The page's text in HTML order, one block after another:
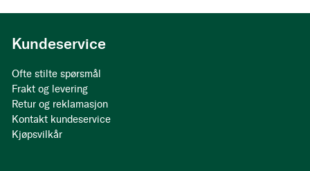
Kundeservice
Ofte stilte spørsmål
Frakt og levering
Retur og reklamasjon
Kontakt kundeservice
Kjøpsvilkår